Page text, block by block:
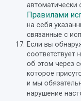
автоматически
Правилами
на себя
связанные с
Если вы
об этом через
которое
и мы
нарушение